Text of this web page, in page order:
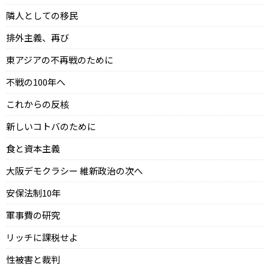
隣人としての移民
排外主義、再び
東アジアの不再戦のために
不戦の100年へ
これからの反核
新しいコトバのために
食と資本主義
大阪デモクラシー 維新政治の次へ
安保法制10年
軍事費の研究
リッチに課税せよ
性被害と裁判